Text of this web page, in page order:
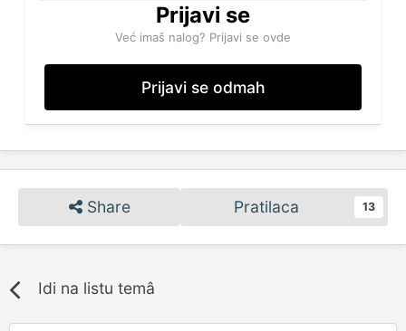
Prijavi se
Već imaš nalog? Prijavi se ovde
Prijavi se odmah
Share Pratilaca 13
Idi na listu temâ